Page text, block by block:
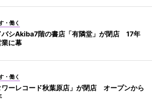
・働く
バシAkiba7階の書店「有隣堂」が閉店 17年
に幕
・働く
ワーレコード秋葉原店」が閉店 オープンから